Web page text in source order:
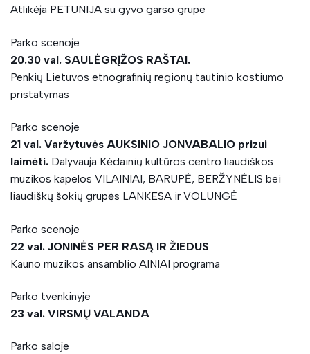
Atlikėja PETUNIJA su gyvo garso grupe
Parko scenoje
20.30 val. SAULĖGRĮŽOS RAŠTAI.
Penkių Lietuvos etnografinių regionų tautinio kostiumo
pristatymas
Parko scenoje
21 val. Varžytuvės AUKSINIO JONVABALIO prizui
laimėti. Dalyvauja Kėdainių kultūros centro liaudiškos
muzikos kapelos VILAINIAI, BARUPĖ, BERŽYNĖLIS bei
liaudiškų šokių grupės LANKESA ir VOLUNGĖ
Parko scenoje
22 val. JONINĖS PER RASĄ IR ŽIEDUS
Kauno muzikos ansamblio AINIAI programa
Parko tvenkinyje
23 val. VIRSMŲ VALANDA
Parko saloje